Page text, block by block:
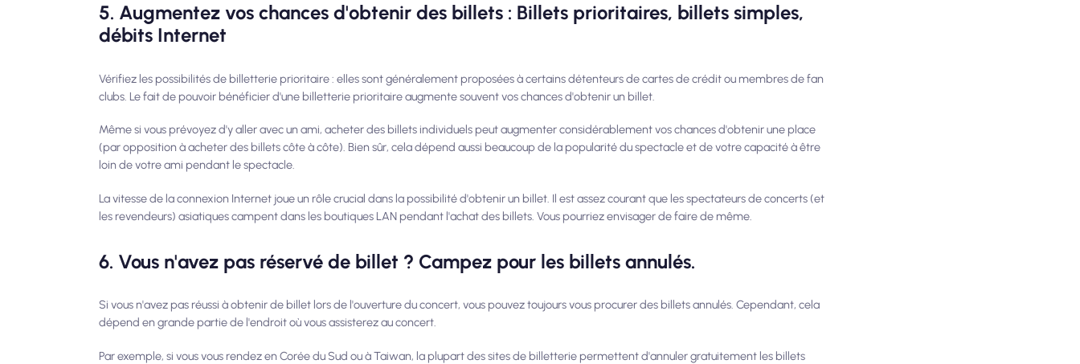
5. Augmentez vos chances d'obtenir des billets : Billets prioritaires, billets simples,
débits Internet
Vérifiez les possibilités de billetterie prioritaire : elles sont généralement proposées à certains détenteurs de cartes de crédit ou membres de fan
clubs. Le fait de pouvoir bénéficier d'une billetterie prioritaire augmente souvent vos chances d'obtenir un billet.
Même si vous prévoyez d'y aller avec un ami, acheter des billets individuels peut augmenter considérablement vos chances d'obtenir une place
(par opposition à acheter des billets côte à côte). Bien sûr, cela dépend aussi beaucoup de la popularité du spectacle et de votre capacité à être
loin de votre ami pendant le spectacle.
La vitesse de la connexion Internet joue un rôle crucial dans la possibilité d'obtenir un billet. Il est assez courant que les spectateurs de concerts (et
les revendeurs) asiatiques campent dans les boutiques LAN pendant l'achat des billets. Vous pourriez envisager de faire de même.
6. Vous n'avez pas réservé de billet ? Campez pour les billets annulés.
Si vous n'avez pas réussi à obtenir de billet lors de l'ouverture du concert, vous pouvez toujours vous procurer des billets annulés. Cependant, cela
dépend en grande partie de l'endroit où vous assisterez au concert.
Par exemple, si vous vous rendez en Corée du Sud ou à Taiwan, la plupart des sites de billetterie permettent d'annuler gratuitement les billets